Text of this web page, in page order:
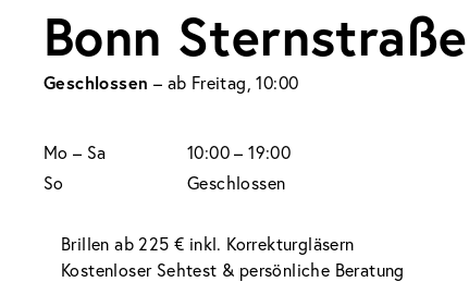
Bonn Sternstraße
Geschlossen – ab Freitag, 10:00
Mo– Sa
10:00 – 19:00
So
Geschlossen
Brillen ab 225 € inkl. Korrekturgläsern
Kostenloser Sehtest & persönliche Beratung